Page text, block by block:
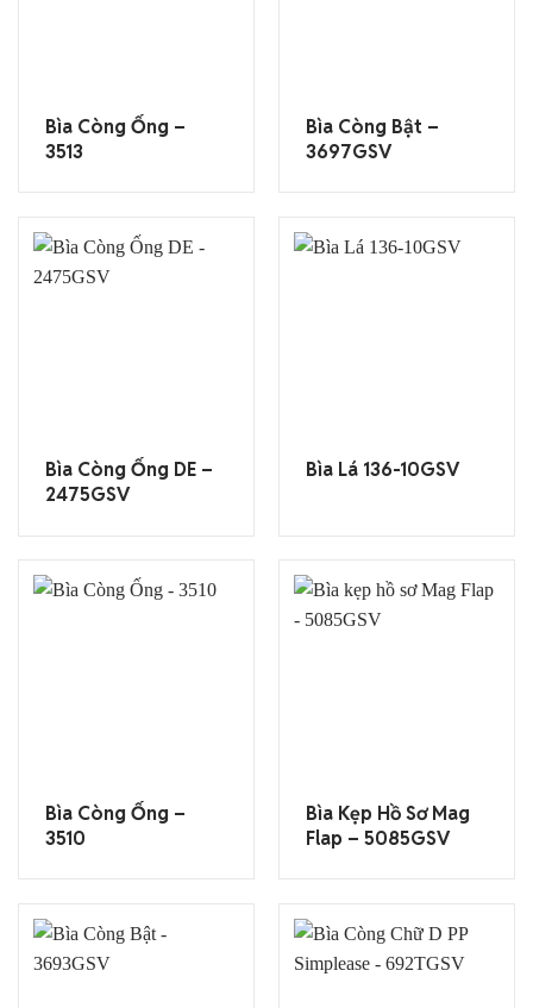
Bìa Còng Ống –
3513
Bìa Còng Bật –
3697GSV
Bìa Còng Ống DE –
2475GSV
Bìa Lá 136-10GSV
Bìa Còng Ống –
3510
Bìa Kẹp Hồ Sơ Mag
Flap – 5085GSV